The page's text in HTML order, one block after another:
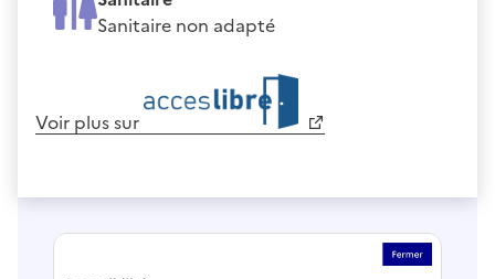
Sanitaire non adapté
Voir plus sur